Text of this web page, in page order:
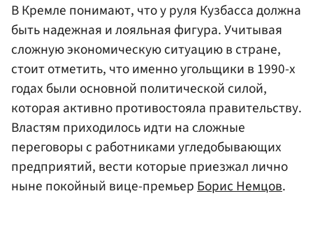
В Кремле понимают, что у руля Кузбасса должна
быть надежная и лояльная фигура. Учитывая
сложную экономическую ситуацию в стране,
стоит отметить, что именно угольщики в 1990-х
годах были основной политической силой,
которая активно противостояла правительству.
Властям приходилось идти на сложные
переговоры с работниками угледобывающих
предприятий, вести которые приезжал лично
ныне покойный вице-премьерБорис Немцов.